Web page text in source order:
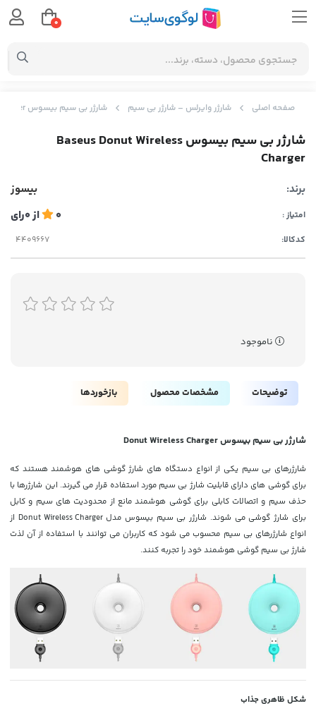
صفحه اصلی شارژر وایرلس – شارژر بی سیم شارژر بی سیم بیسوس Baseus Donut Wireless Charger
شارژر بی سیم بیسوس Baseus Donut Wireless
Charger
برند: بیسوز
امتیاز : 0 از0رای
کدکالا:
ناموجود
توضیحات مشخصات محصول بازخوردها
شارژر بی سیم بیسوس Donut Wireless Charger
شارژرهای بی سیم یکی از انواع دستگاه های شارژ گوشی های هوشمند هستند که
برای گوشی های دارای قابلیت شارژ بی سیم مورد استفاده قرار می گیرند. این شارژرها با
حذف سیم و اتصالات کابلی برای گوشی هوشمند مانع از محدودیت های سیم و کابل
برای شارژ گوشی می شوند. شارژر بی سیم بیسوس مدل Donut Wireless Charger از
انواع شارژرهای بی سیم محسوب می شود که کاربران می توانند با استفاده از آن لذت
شارژ بی سیم گوشی هوشمند خود را تجربه کنند.
شکل ظاهری جذاب
0